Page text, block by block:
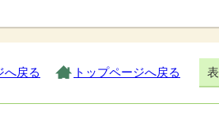
へ戻る トップページへ戻る